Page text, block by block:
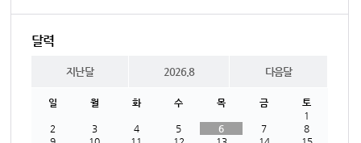
달력
지난달 2026.8 다음달
일 월 화 수 목 금
토
1
2
3 4 5 6 7
8